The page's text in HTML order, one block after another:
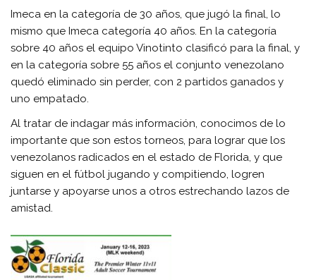
Imeca en la categoría de 30 años, que jugó la final, lo
mismo que Imeca categoría 40 años. En la categoría
sobre 40 años el equipo Vinotinto clasificó para la final, y
en la categoría sobre 55 años el conjunto venezolano
quedó eliminado sin perder, con 2 partidos ganados y
uno empatado.
Al tratar de indagar más información, conocimos de lo
importante que son estos torneos, para lograr que los
venezolanos radicados en el estado de Florida, y que
siguen en el fútbol jugando y compitiendo, logren
juntarse y apoyarse unos a otros estrechando lazos de
amistad.